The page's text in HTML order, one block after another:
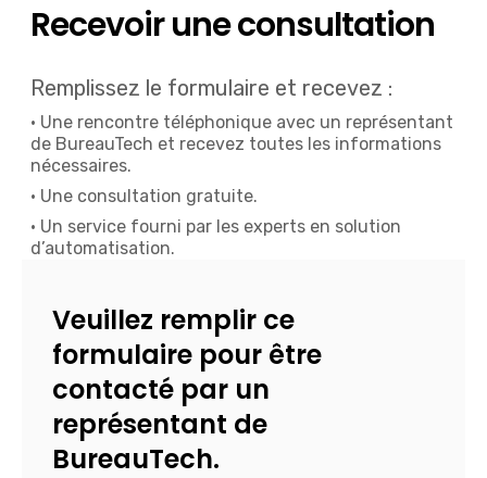
Recevoir une consultation
Remplissez le formulaire et recevez :
• Une rencontre téléphonique avec un représentant
de BureauTech et recevez toutes les informations
nécessaires.
• Une consultation gratuite.
• Un service fourni par les experts en solution
d’automatisation.
Veuillez remplir ce
formulaire pour être
contacté par un
représentant de
BureauTech.